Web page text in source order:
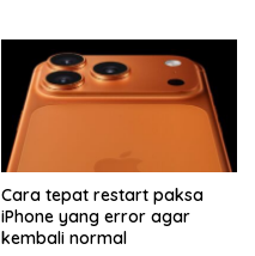
Cara tepat restart paksa
iPhone yang error agar
kembali normal